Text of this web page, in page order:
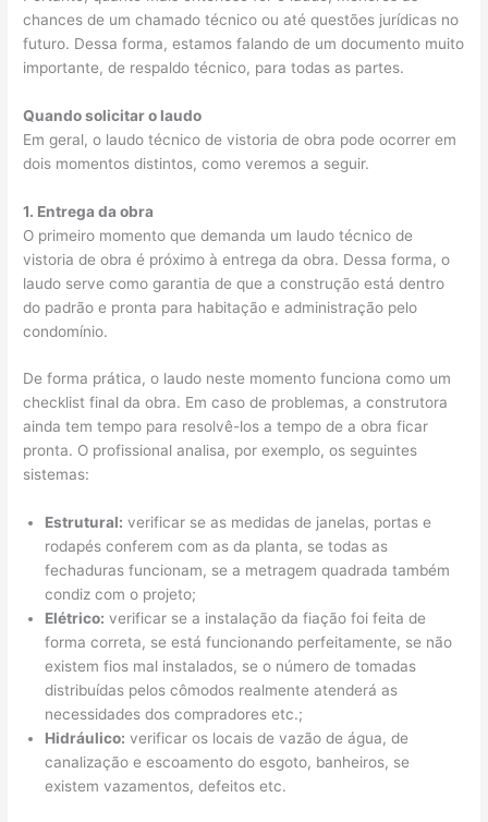
chances de um chamado técnico ou até questões jurídicas no
futuro. Dessa forma, estamos falando de um documento muito
importante, de respaldo técnico, para todas as partes.
Quando solicitar o laudo
Em geral, o laudo técnico de vistoria de obra pode ocorrer em
dois momentos distintos, como veremos a seguir.
1. Entrega da obra
O primeiro momento que demanda um laudo técnico de
vistoria de obra é próximo à entrega da obra. Dessa forma, o
laudo serve como garantia de que a construção está dentro
do padrão e pronta para habitação e administração pelo
condomínio.
De forma prática, o laudo neste momento funciona como um
checklist final da obra. Em caso de problemas, a construtora
ainda tem tempo para resolvê-los a tempo de a obra ficar
pronta. O profissional analisa, por exemplo, os seguintes
sistemas:
Estrutural: verificar se as medidas de janelas, portas e
rodapés conferem com as da planta, se todas as
fechaduras funcionam, se a metragem quadrada também
condiz com o projeto;
Elétrico: verificar se a instalação da fiação foi feita de
forma correta, se está funcionando perfeitamente, se não
existem fios mal instalados, se o número de tomadas
distribuídas pelos cômodos realmente atenderá as
necessidades dos compradores etc.;
Hidráulico: verificar os locais de vazão de água, de
canalização e escoamento do esgoto, banheiros, se
existem vazamentos, defeitos etc.